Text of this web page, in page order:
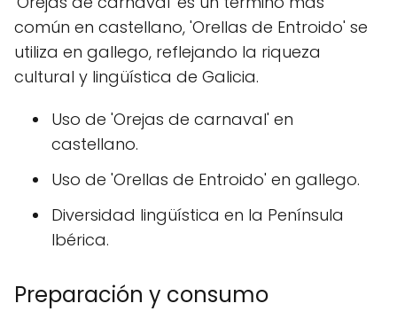
común en castellano, 'Orellas de Entroido' se
utiliza en gallego, reflejando la riqueza
cultural y lingüística de Galicia.
Uso de 'Orejas de carnaval' en
castellano.
Uso de 'Orellas de Entroido' en gallego.
Diversidad lingüística en la Península
Ibérica.
Preparación y consumo